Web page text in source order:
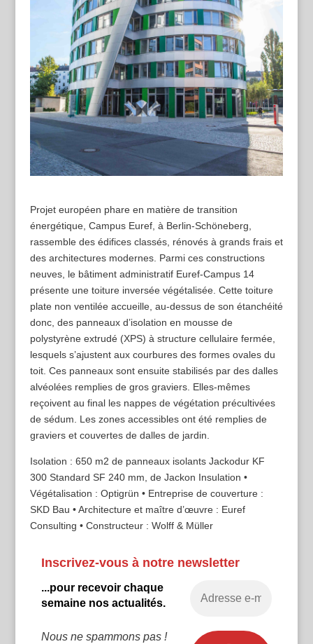
Projet européen phare en matière de transition
énergétique, Campus Euref, à Berlin-Schöneberg,
rassemble des édifices classés, rénovés à grands frais et
des architectures modernes. Parmi ces constructions
neuves, le bâtiment administratif Euref-Campus 14
présente une toiture inversée végétalisée. Cette toiture
plate non ventilée accueille, au-dessus de son étanchéité
donc, des panneaux d’isolation en mousse de
polystyrène extrudé (XPS) à structure cellulaire fermée,
lesquels s’ajustent aux courbures des formes ovales du
toit. Ces panneaux sont ensuite stabilisés par des dalles
alvéolées remplies de gros graviers. Elles-mêmes
reçoivent au final les nappes de végétation précultivées
de sédum. Les zones accessibles ont été remplies de
graviers et couvertes de dalles de jardin.
Isolation : 650 m2 de panneaux isolants Jackodur KF
300 Standard SF 240 mm, de Jackon Insulation •
Végétalisation : Optigrün • Entreprise de couverture :
SKD Bau • Architecture et maître d’œuvre : Euref
Consulting • Constructeur : Wolff & Müller
Inscrivez-vous à notre newsletter
...pour recevoir chaque
semaine nos actualités.
Nous ne spammons pas !